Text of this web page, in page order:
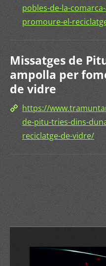
pobles-de-la-
promoure-el-
Missatges de
ampolla per
de vidre
https://
de-pitu-tries-dins-
reciclatge-de-vidre/